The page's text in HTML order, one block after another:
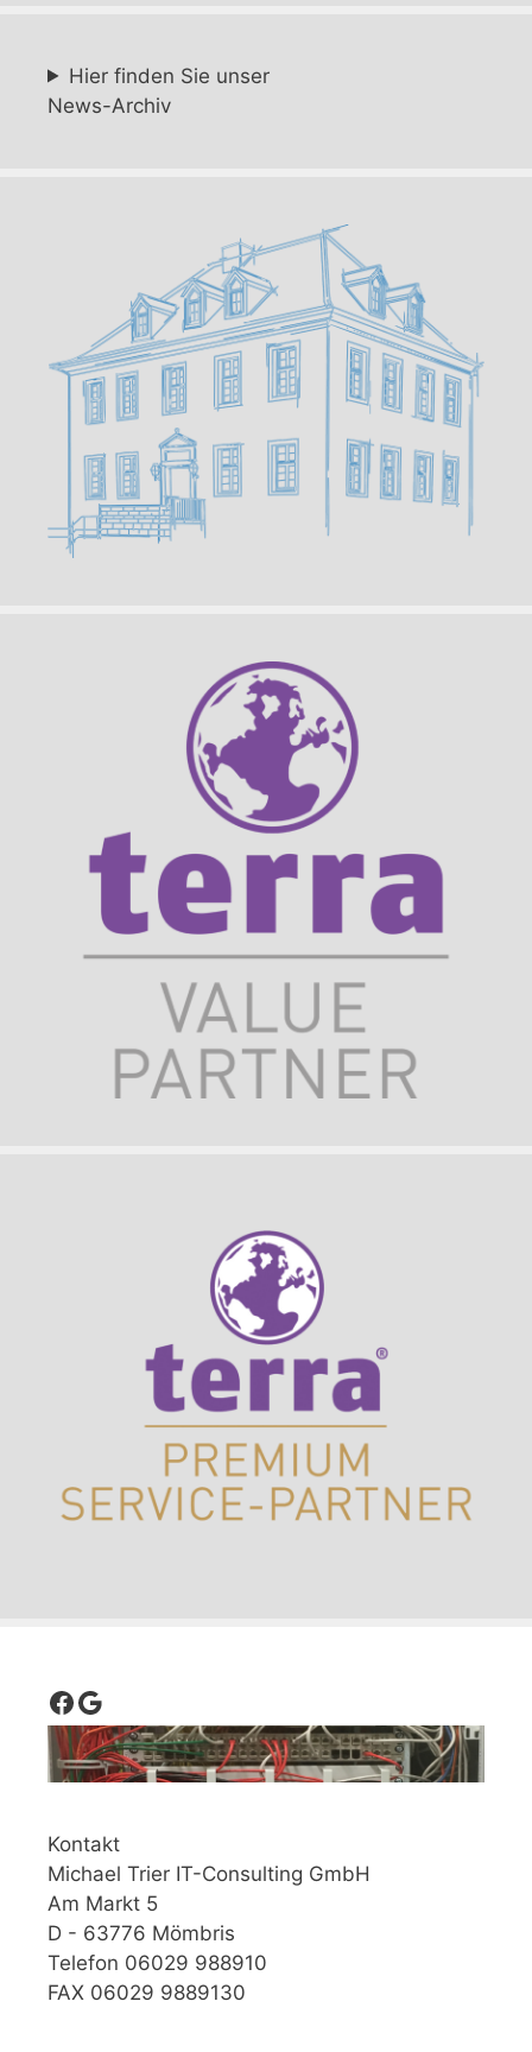
Hier finden Sie unser
News-Archiv
Facebook
Google
Kontakt
Michael Trier IT-Consulting GmbH
Am Markt 5
D - 63776 Mömbris
Telefon 06029 988910
FAX 06029 9889130